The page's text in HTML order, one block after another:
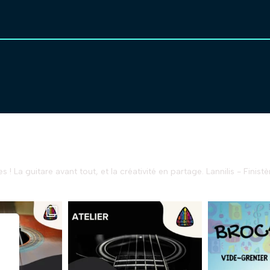
! La guitare avant tout, et la créativité en partage. Lannilis -